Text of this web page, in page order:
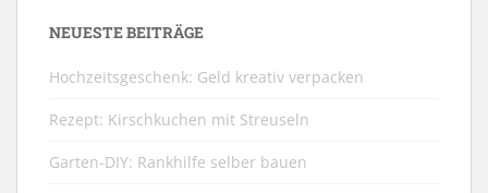
NEUESTE BEITRÄGE
Hochzeitsgeschenk: Geld kreativ verpacken
Rezept: Kirschkuchen mit Streuseln
Garten-DIY: Rankhilfe selber bauen